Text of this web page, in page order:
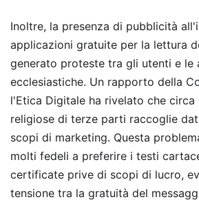
Inoltre, la presenza di pubblicità
applicazioni gratuite per la lettura
generato proteste tra gli utenti e le
ecclesiastiche. Un rapporto della
l'Etica Digitale ha rivelato che circa
religiose di terze parti raccoglie
scopi di marketing. Questa
molti fedeli a preferire i testi
certificate prive di scopi di lucro,
tensione tra la gratuità del